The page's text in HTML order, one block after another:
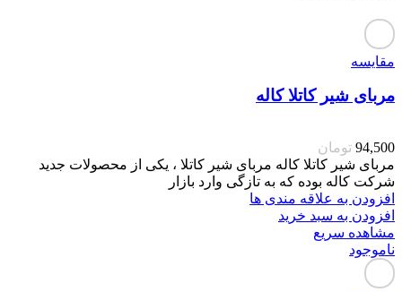
مقایسه
مربای شیر کاتلا کاله
94,500 تومان
مربای شیر کاتلا کاله مربای شیر کاتلا ، یکی از محصولات جدید
شرکت کاله بوده که به تازگی وارد بازار
افزودن به علاقه مندی ها
افزودن به سبد خرید
مشاهده سریع
ناموجود